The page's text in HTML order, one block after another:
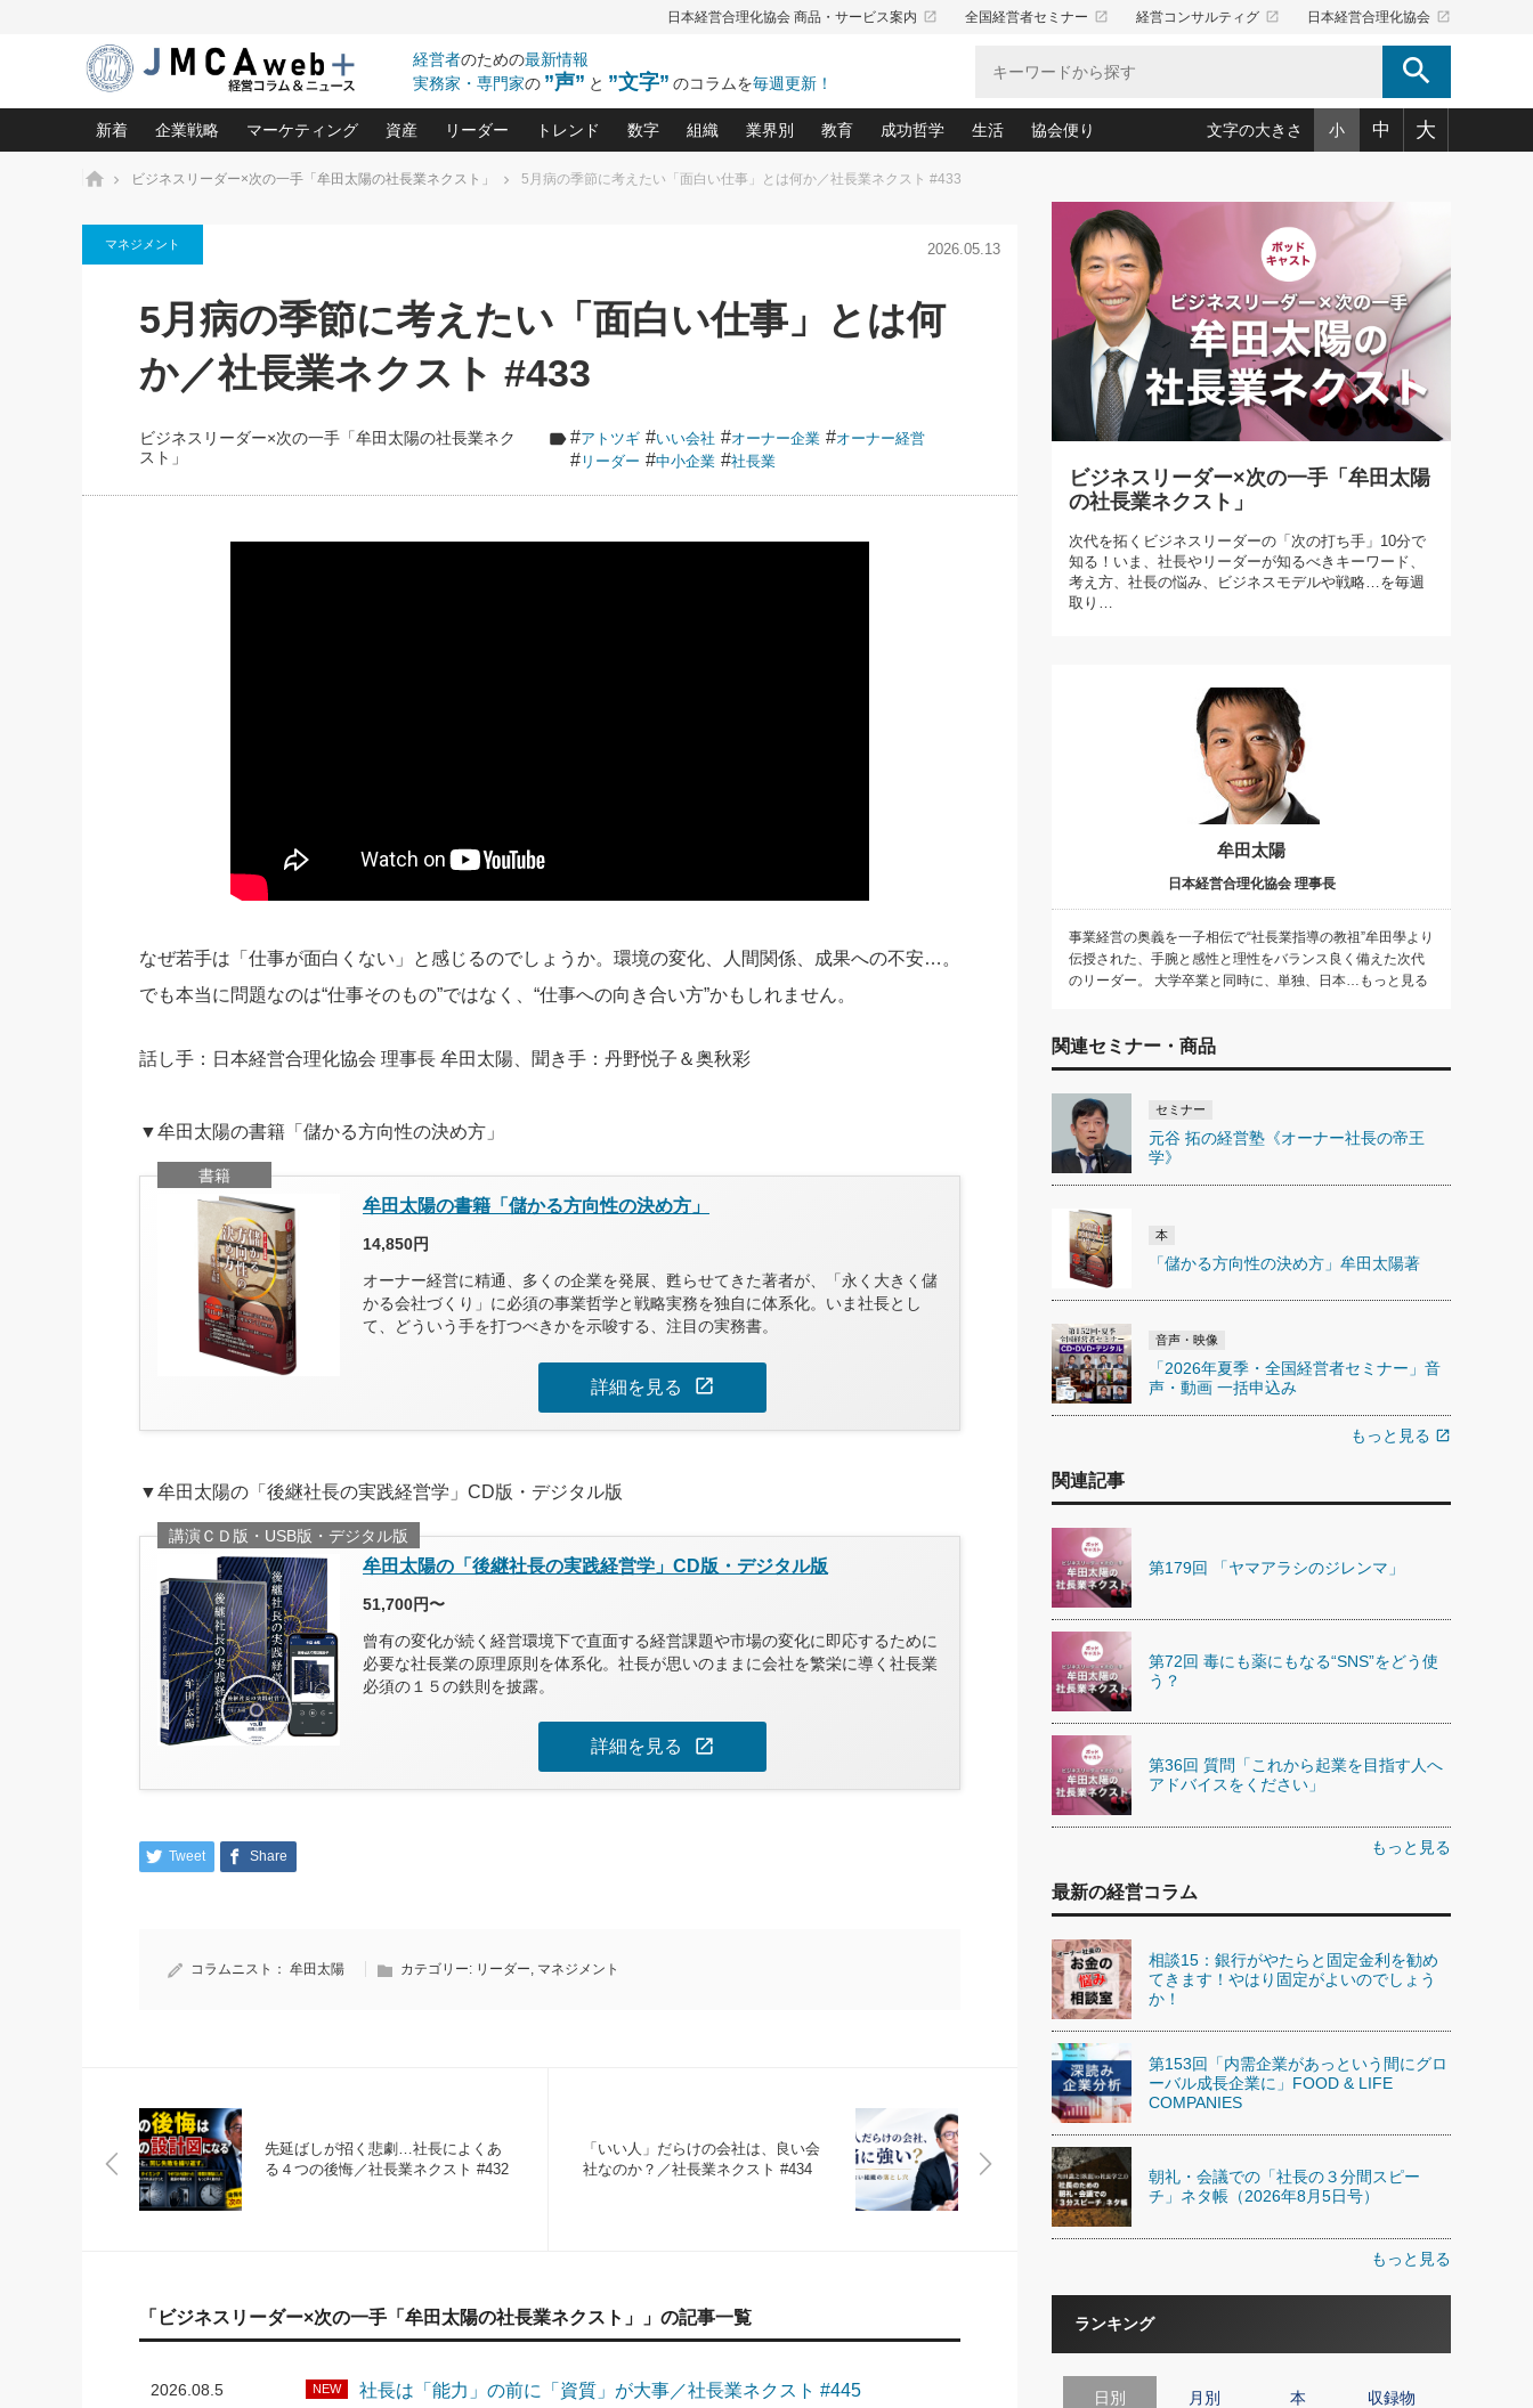
日本経営合理化協会 商品・サービス案内 launch 全国経営者セミナー launch 経営コンサルティグ launch 日本経営合理化協会 launch
経営者のための最新情報
実務家・専門家の ”声” と ”文字” のコラムを毎週更新！ search
新着
2026.08.7
相談15：銀行がやたらと固定金
利を勧めてきます！やはり固定
がよいのでしょうか！
2026.08.7
第153回「内需企業があっとい
う間にグローバル成長企業に」
FOOD & LIFE COMPANIES
朝礼・会議での「社長の３分間
スピーチ」ネタ帳（2026年8月5
日号）
2026.08.5
第86回 「言葉狩り」
もっとみる
企業戦略
中小企業の「１位づくり」戦略(96)
利益を最大化する「業務改善」横田尚哉氏(5)
強い会社を築く ビジネス・クリニック(240)
日本レーザー「人を大切にしながら利益を上げる経営」の極意
武器としてのM&A入門(3)
社長のための“儲かる通販”戦略視点(151)
継続経営 百話百行(85)
マーケティング
ロングセラーの玉手箱(9)
大復活＆快進撃！ユニバーサルスタジオジャパンの成功要因と
は(5)
酒井光雄 成功事例に学ぶ繁栄企業のブランド戦略(39)
資産
中国経済の最新動向(204)
事業承継の前に、決めておきたい、知っておきたい、やってお
きたいコト(12)
会社と社長のための資産管理講座(95)
深読み企業分析(153)
リーダー
ピョートル・F・グジバチの『経営戦略の新常識』(12)
指導者たる者かくあるべし(635)
朝礼・会議での「社長の３分間スピーチ」ネタ帳(159)
楠木建の「経営知になる考え方」(57)
次もあなたにお願いしたいと思われる「一流の仕事術」(28)
社長の右腕をつくる 人と組織を動かす(200)
トレンド
北村森の「今月のヒット商品」(109)
次の売れ筋をつかむ術(102)
数字
会社を守り抜くための緊急対策(100)
強い決算書の会社はココが違う！(36)
決算書の“見える化”術(12)
銀行交渉はこうしなさい！(12)
組織
職場の生産性を下げるハラスメントの予防策(10)
賃金決定の定石(68)
顧客・社員・社会から支持される「ウェルビーイング経営入
業界別
大久保一彦の“流行る”お店の仕組みづくり(210)
柿内幸夫─社長のための現場改善(174)
教育
あなただからお願いしたいと思われる 気配りの達人(127)
クレーム対応 実践マニュアル(92)
クレーム対応の新知識と新常識(57)
デキル社員に育てる！ 社員教育の決め手(203)
東川鷹年の「中小企業の人育て」(38)
業績アップにつながる！ワンランク上の手紙・メール術(100)
成功哲学
中国哲学に学ぶ 不況は会社守成の好機(38)
令和時代の「社長の人間力の磨き方」(86)
先人の名句名言の教え 東洋思想に学ぶ経営学(132)
渡部昇一の「日本の指導者たち」(32)
生活
おのころ心平の ──社長のための「か・ら・だマネジメント」
(50)
デジタルＡＶを味方に！新・仕事術(180)
リーダー脳の鍛え方(32)
ワインを楽しむ基礎レッスン(12)
必読！社長が読むべき今月の4冊(88)
眼と耳で楽しむ読書術(162)
社長の「氣」(30)
米国スポーツ・ビジネスに学ぶ心理学(98)
高橋一喜の『これぞ！"本物の温泉"』(157)
協会便り
「愛読者通信」著者インタビュー(44)
ビジネス見聞録 経営ニュース(100)
作間信司の経営無形庵(けいえいむぎょうあん)(166)
経営セミナー情報局(1)
繁栄への着眼点 牟田太陽(76)
講話を聞いて学ぼう 実学・耳学・磨く「ミミガク」のすすめ
文字の大きさ 小 中 大
ホーム ビジネスリーダー×次の一手「牟田太陽の社長業ネクスト」 5月病の季節に考えたい「面白い仕事」とは何か／社長業ネクスト #433
マネジメント 2026.05.13
5月病の季節に考えたい「面白い仕事」とは何
か／社長業ネクスト #433
ビジネスリーダー×次の一手「牟田太陽の社長業ネク
スト」
#アトツギ #いい会社 #オーナー企業 #オーナー経営
# リーダー #中小企業 #社長業
なぜ若手は「仕事が面白くない」と感じるのでしょうか。環境の変化、人間関係、成果への不安…。
でも本当に問題なのは“仕事そのもの”ではなく、“仕事への向き合い方”かもしれません。
話し手：日本経営合理化協会 理事長 牟田太陽、聞き手：丹野悦子＆奥秋彩
▼牟田太陽の書籍「儲かる方向性の決め方」
書籍
牟田太陽の書籍「儲かる方向性の決め方」
14,850円
オーナー経営に精通、多くの企業を発展、甦らせてきた著者が、「永く大きく儲
かる会社づくり」に必須の事業哲学と戦略実務を独自に体系化。いま社長とし
て、どういう手を打つべきかを示唆する、注目の実務書。
詳細を見る open_in_new
▼牟田太陽の「後継社長の実践経営学」CD版・デジタル版
講演ＣＤ版・USB版・デジタル版
牟田太陽の「後継社長の実践経営学」CD版・デジタル版
51,700円〜
曾有の変化が続く経営環境下で直面する経営課題や市場の変化に即応するために
必要な社長業の原理原則を体系化。社長が思いのままに会社を繁栄に導く社長業
必須の１５の鉄則を披露。
詳細を見る open_in_new
Tweet Share
コラムニスト： 牟田太陽 カテゴリー: リーダー, マネジメント
先延ばしが招く悲劇…社長によくあ
る４つの後悔／社長業ネクスト #432
「いい人」だらけの会社は、良い会
社なのか？／社長業ネクスト #434
「ビジネスリーダー×次の一手「牟田太陽の社長業ネクスト」」の記事一覧
2026.08.5 NEW 社長は「能力」の前に「資質」が大事／社長業ネクスト #445
ビジネスリーダー×次の一手「牟田太陽
の社長業ネクスト」
次代を拓くビジネスリーダーの「次の打ち手」10分で
知る！いま、社長やリーダーが知るべきキーワード、
考え方、社長の悩み、ビジネスモデルや戦略…を毎週
取り…
牟田太陽
日本経営合理化協会 理事長
事業経営の奥義を一子相伝で“社長業指導の教祖”牟田學より
伝授された、手腕と感性と理性をバランス良く備えた次代
のリーダー。 大学卒業と同時に、単独、日本…もっと見る
関連セミナー・商品
セミナー
元谷 拓の経営塾《オーナー社長の帝王
学》
本
「儲かる方向性の決め方」牟田太陽著
音声・映像
「2026年夏季・全国経営者セミナー」音
声・動画 一括申込み
もっと見る open_in_new
関連記事
第179回 「ヤマアラシのジレンマ」
第72回 毒にも薬にもなる“SNS”をどう使
う？
第36回 質問「これから起業を目指す人へ
アドバイスをください」
もっと見る
最新の経営コラム
相談15：銀行がやたらと固定金利を勧め
てきます！やはり固定がよいのでしょう
か！
第153回「内需企業があっという間にグロ
ーバル成長企業に」FOOD & LIFE
COMPANIES
朝礼・会議での「社長の３分間スピー
チ」ネタ帳（2026年8月5日号）
もっと見る
ランキング
日別 月別 本 収録物